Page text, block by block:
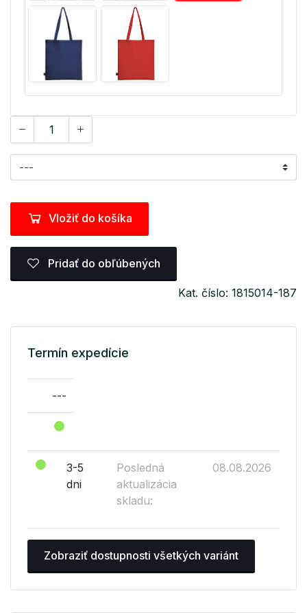
Vložiť do košíka
Pridať do obľúbených
Kat. číslo: 1815014-187
Termín expedície
---
3-5
dni
Posledná
aktualizácia
skladu:
08.08.2026
Zobraziť dostupnosti všetkých variánt